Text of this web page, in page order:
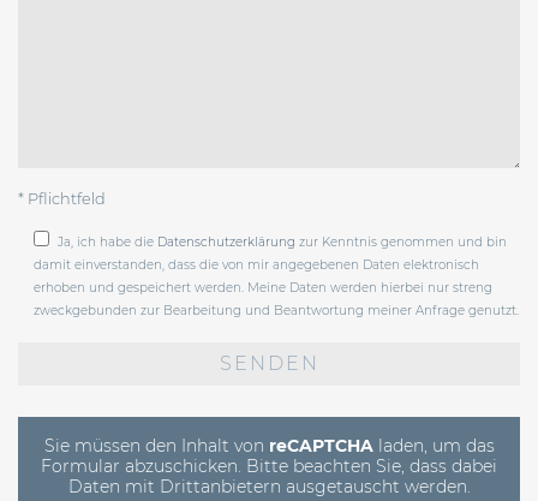
* Pflichtfeld
Ja, ich habe die Datenschutzerklärung zur Kenntnis genommen und bin
damit einverstanden, dass die von mir angegebenen Daten elektronisch
erhoben und gespeichert werden. Meine Daten werden hierbei nur streng
zweckgebunden zur Bearbeitung und Beantwortung meiner Anfrage genutzt.
Sie müssen den Inhalt von reCAPTCHAladen, um das
Formular abzuschicken. Bitte beachten Sie, dass dabei
Daten mit Drittanbietern ausgetauscht werden.